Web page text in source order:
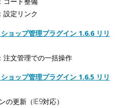
設定リンク
ョップ管理プラグイン 1.6.6 リリ
注文管理での一括操作
ョップ管理プラグイン 1.6.5 リリ
の更新（IE9対応）